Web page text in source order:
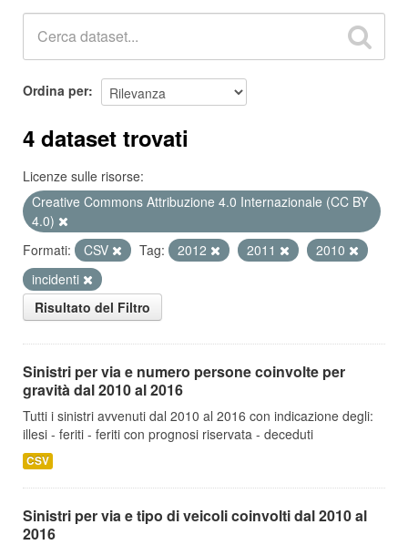
Ordina per
4 dataset trovati
Licenze sulle risorse:
Creative Commons Attribuzione 4.0 Internazionale (CC BY
4.0)
Formati:
CSV Tag: 2012 2011
2010
incidenti
Risultato del Filtro
Sinistri per via e numero persone coinvolte per
gravità dal 2010 al 2016
Tutti i sinistri avvenuti dal 2010 al 2016 con indicazione degli:
illesi - feriti - feriti con prognosi riservata - deceduti
CSV
Sinistri per via e tipo di veicoli coinvolti dal 2010 al
2016